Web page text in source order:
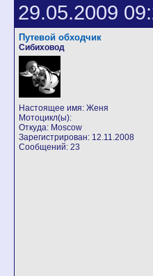
29.05.2009
Путевой обходчик
Сибиховод
Настоящее имя: Женя
Мотоцикл(ы):
Откуда: Moscow
Зарегистрирован: 12.11.2008
Сообщений: 23